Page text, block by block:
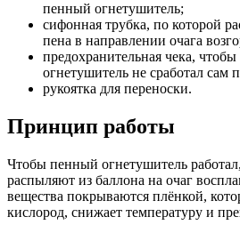
пенный огнетушитель;
сифонная трубка, по которой
пена в направлении очага
предохранительная чека,
огнетушитель не сработал сам
рукоятка для переноски.
Принцип работы
Чтобы пенный огнетушитель
распыляют из баллона на очаг
вещества покрываются плёнкой,
кислород, снижает температуру и